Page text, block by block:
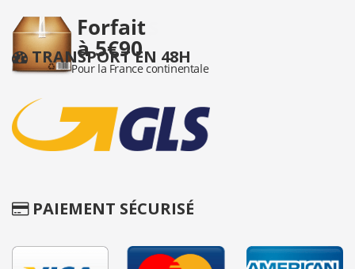
TRANSPORT EN 48H
PAIEMENT SÉCURISÉ